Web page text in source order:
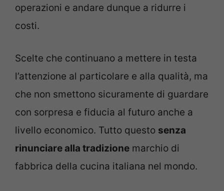
operazioni e andare dunque a ridurre i
costi.
Scelte che continuano a mettere in testa
l’attenzione al particolare e alla qualità, ma
che non smettono sicuramente di guardare
con sorpresa e fiducia al futuro anche a
livello economico. Tutto questo senza
rinunciare alla tradizione marchio di
fabbrica della cucina italiana nel mondo.